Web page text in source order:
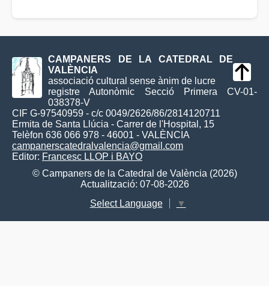
CAMPANERS DE LA CATEDRAL DE
VALÈNCIA
associació cultural sense ànim de lucre
registre Autonòmic Secció Primera CV-01-
038378-V
CIF G-97540959 - c/c 0049/2626/86/2814120711
Ermita de Santa Llúcia - Carrer de l'Hospital, 15
Telèfon 636 066 978 - 46001 - VALÈNCIA
campanerscatedralvalencia@gmail.com
Editor: Francesc LLOP i BAYO
© Campaners de la Catedral de València (2026)
Actualització: 07-08-2026
Select Language
▼